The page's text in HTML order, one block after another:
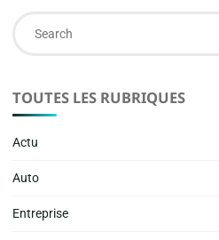
TOUTES LES RUBRIQUES
Actu
Auto
Entreprise